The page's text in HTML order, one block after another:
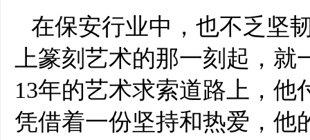
在保安行业中，也不乏坚
上篆刻艺术的那一刻起，
13年的艺术求索道路上，
凭借着一份坚持和热爱，他